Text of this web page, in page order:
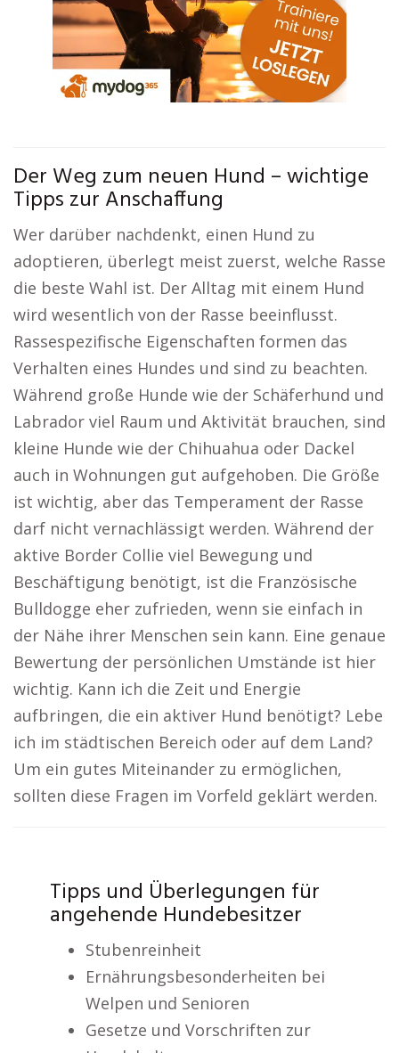
Der Weg zum neuen Hund – wichtige
Tipps zur Anschaffung
Wer darüber nachdenkt, einen Hund zu
adoptieren, überlegt meist zuerst, welche Rasse
die beste Wahl ist. Der Alltag mit einem Hund
wird wesentlich von der Rasse beeinflusst.
Rassespezifische Eigenschaften formen das
Verhalten eines Hundes und sind zu beachten.
Während große Hunde wie der Schäferhund und
Labrador viel Raum und Aktivität brauchen, sind
kleine Hunde wie der Chihuahua oder Dackel
auch in Wohnungen gut aufgehoben. Die Größe
ist wichtig, aber das Temperament der Rasse
darf nicht vernachlässigt werden. Während der
aktive Border Collie viel Bewegung und
Beschäftigung benötigt, ist die Französische
Bulldogge eher zufrieden, wenn sie einfach in
der Nähe ihrer Menschen sein kann. Eine genaue
Bewertung der persönlichen Umstände ist hier
wichtig. Kann ich die Zeit und Energie
aufbringen, die ein aktiver Hund benötigt? Lebe
ich im städtischen Bereich oder auf dem Land?
Um ein gutes Miteinander zu ermöglichen,
sollten diese Fragen im Vorfeld geklärt werden.
Tipps und Überlegungen für
angehende Hundebesitzer
Stubenreinheit
Ernährungsbesonderheiten bei
Welpen und Senioren
Gesetze und Vorschriften zur